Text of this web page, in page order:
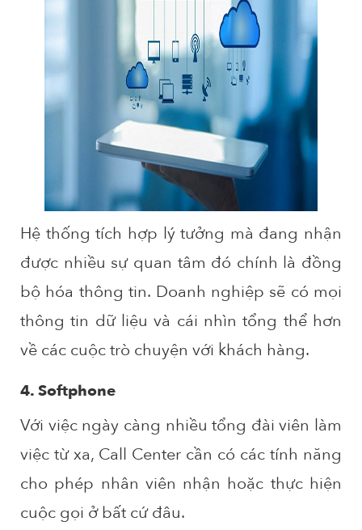
Hệ thống tích hợp lý tưởng mà đang nhận
được nhiều sự quan tâm đó chính là đồng
bộ hóa thông tin. Doanh nghiệp sẽ có mọi
thông tin dữ liệu và cái nhìn tổng thể hơn
về các cuộc trò chuyện với khách hàng.
4. Softphone
Với việc ngày càng nhiều tổng đài viên làm
việc từ xa, Call Center cần có các tính năng
cho phép nhân viên nhận hoặc thực hiện
cuộc gọi ở bất cứ đâu.